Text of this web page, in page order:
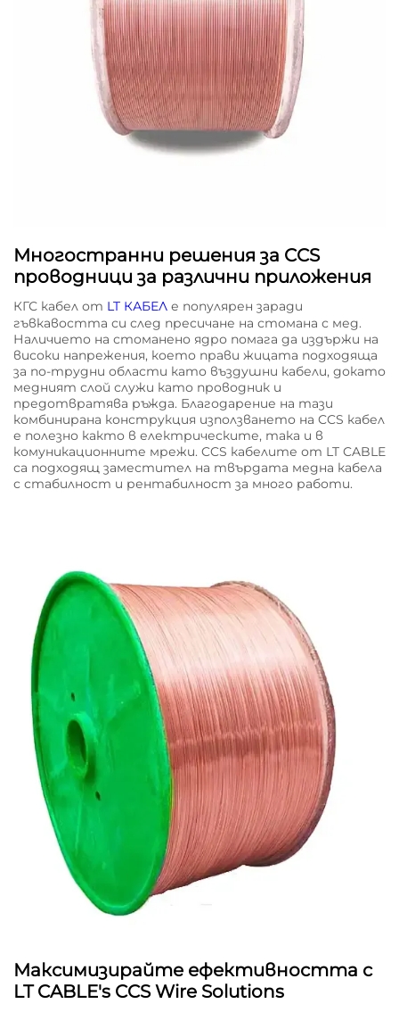
Многостранни решения за CCS
проводници за различни приложения
КГС кабел от LT КАБЕЛ е популярен заради
гъвкавостта си след пресичане на стомана с мед.
Наличието на стоманено ядро помага да издържи на
високи напрежения, което прави жицата подходяща
за по-трудни области като въздушни кабели, докато
медният слой служи като проводник и
предотвратява ръжда. Благодарение на тази
комбинирана конструкция използването на CCS кабел
е полезно както в електрическите, така и в
комуникационните мрежи. CCS кабелите от LT CABLE
са подходящ заместител на твърдата медна кабела
с стабилност и рентабилност за много работи.
Максимизирайте ефективността с
LT CABLE's CCS Wire Solutions